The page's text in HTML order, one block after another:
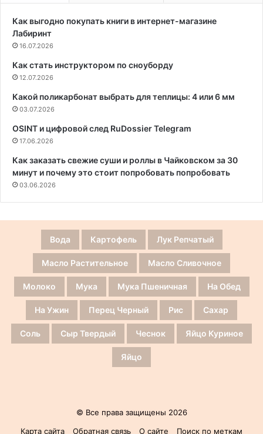
Как выгодно покупать книги в интернет-магазине
Лабиринт
16.07.2026
Как стать инструктором по сноуборду
12.07.2026
Какой поликарбонат выбрать для теплицы: 4 или 6 мм
03.07.2026
OSINT и цифровой след RuDossier Telegram
17.06.2026
Как заказать свежие суши и роллы в Чайковском за 30
минут и почему это стоит попробовать попробовать
03.06.2026
Вода Картофель Лук Репчатый
Масло Растительное Масло Сливочное
Молоко Мука Мука Пшеничная На Обед
На Ужин Перец Черный Рис Сахар
Соль Сыр Твердый Чеснок Яйцо Куриное
Яйцо
© Все права защищены 2026
Карта сайта
Обратная связь О сайте Поиск по меткам